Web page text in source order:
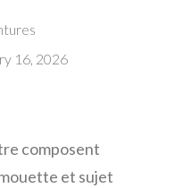
16, 2026
composent
et sujet